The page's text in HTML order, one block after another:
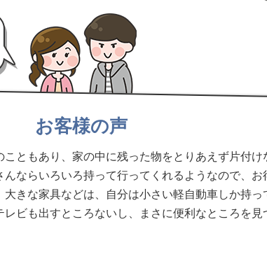
お客様の声
ともあり、家の中に残った物をとりあえず片付け
ならいろいろ持って行ってくれるようなので、お
大きな家具などは、自分は小さい軽自動車しか持っ
ビも出すところないし、まさに便利なところを見